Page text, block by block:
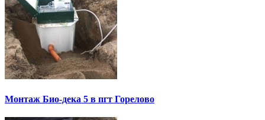
Монтаж Био-дека 5 в пгт Горелово